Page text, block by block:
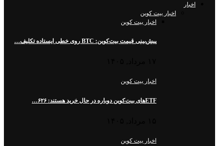
اخبار
اخبار بیت کوین
اخبار بیت کوین
پیش‌بینی قیمت بیت‌کوین: BTC روی خطی ایستاده تکلیف…
اخبار بیت کوین
ETFهای بیت‌کوین دوباره در حال خرید هستند: ۶۲۶…
اخبار بیت کوین